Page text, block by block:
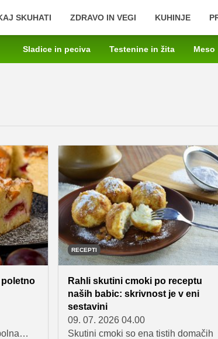
SKUHATI ZDRAVO IN VEGI KUHINJE
Sladice in peciva Testenine in žita Meso
RECEPTI
Rahli skutini cmoki po receptu
naših babic: skrivnost je v eni
sestavini
09. 07. 2026 04.00
Skutini cmoki so ena tistih domačih